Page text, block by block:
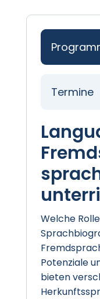
Termine
Welche
Potenziale
bieten